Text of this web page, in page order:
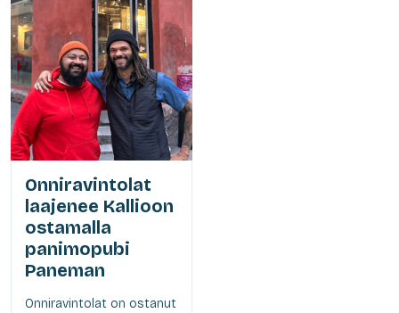
Onniravintolat
laajenee Kallioon
ostamalla
panimopubi
Paneman
Onniravintolat on ostanut